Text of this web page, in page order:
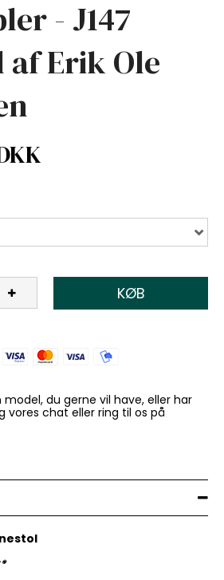
- J147
Erik Ole
KØB
du gerne vil have, eller har
vores chat eller ring til os på